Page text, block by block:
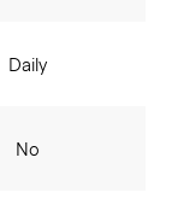
Daily
No